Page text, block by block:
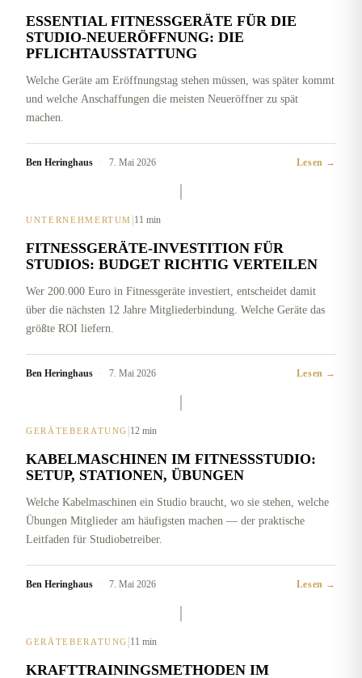
ESSENTIAL FITNESSGERÄTE FÜR DIE
STUDIO-NEUERÖFFNUNG: DIE
PFLICHTAUSSTATTUNG
Welche Geräte am Eröffnungstag stehen müssen, was später kommt
und welche Anschaffungen die meisten Neueröffner zu spät
machen.
Ben Heringhaus · 7. Mai 2026 Lesen →
UNTERNEHMERTUM |11 min
FITNESSGERÄTE-INVESTITION FÜR
STUDIOS: BUDGET RICHTIG VERTEILEN
Wer 200.000 Euro in Fitnessgeräte investiert, entscheidet damit
über die nächsten 12 Jahre Mitgliederbindung. Welche Geräte das
größte ROI liefern.
Ben Heringhaus · 7. Mai 2026 Lesen →
GERÄTEBERATUNG |12 min
KABELMASCHINEN IM FITNESSSTUDIO:
SETUP, STATIONEN, ÜBUNGEN
Welche Kabelmaschinen ein Studio braucht, wo sie stehen, welche
Übungen Mitglieder am häufigsten machen — der praktische
Leitfaden für Studiobetreiber.
Ben Heringhaus · 7. Mai 2026 Lesen →
GERÄTEBERATUNG |11 min
KRAFTTRAININGSMETHODEN IM